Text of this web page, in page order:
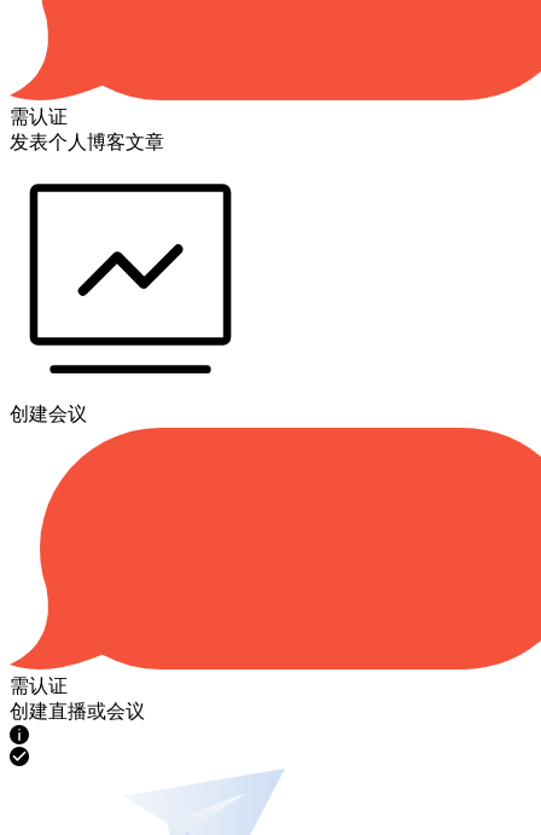
需认证
发表个人博客文章
创建会议
需认证
创建直播或会议